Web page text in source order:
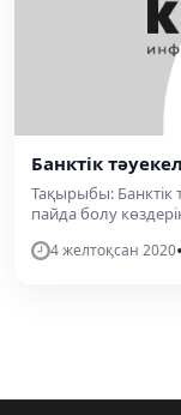
Банктік
Тақырыбы: Банктік
пайда болу
4 желтоқсан 2020•